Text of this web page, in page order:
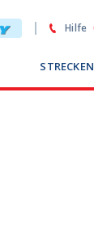
STRECKEN
Hilfe